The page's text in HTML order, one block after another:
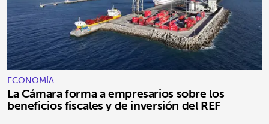
ECONOMÍA
La Cámara forma a empresarios sobre los
beneficios fiscales y de inversión del REF